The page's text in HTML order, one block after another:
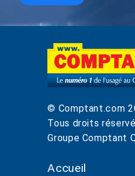
© Comptant.com
Tous droits
Groupe Comptant
Accueil